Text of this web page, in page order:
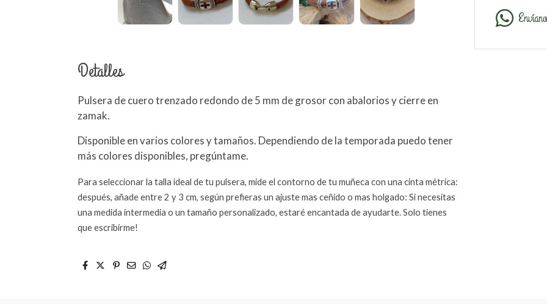
Detalles
Pulsera de cuero trenzado redondo de 5 mm de grosor con abalorios y cierre en
zamak.
Disponible en varios colores y tamaños. Dependiendo de la temporada puedo tener
más colores disponibles, pregúntame.
Para seleccionar la talla ideal de tu pulsera, mide el contorno de tu muñeca con una cinta métrica:
después, añade entre 2 y 3 cm, según prefieras un ajuste mas ceñido o mas holgado: Si necesitas
una medida intermedia o un tamaño personalizado, estaré encantada de ayudarte. Solo tienes
que escribirme!